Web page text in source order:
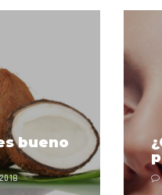
bueno